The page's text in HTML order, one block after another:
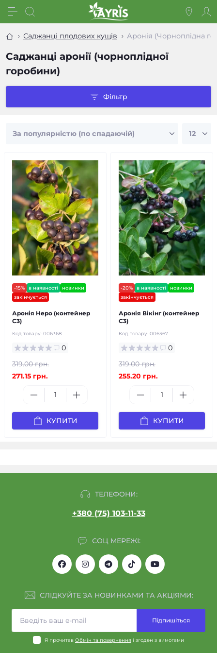
Саджанці плодових кущів Аронія (Чорноплідна
Саджанці аронії (чорноплідної
горобини)
Фільтр
-15% в наявності
новинки
закінчується
Аронія Неро (контейнер
С3)
Код товару: 006368
0
319.00 грн.
271.15 грн.
КУПИТИ
-20% в наявності
новинки
закінчується
Аронія Вікінг (контейнер
С3)
Код товару: 006367
0
319.00 грн.
255.20 грн.
КУПИТИ
ТЕЛЕФОНИ:
+380 (75) 103-11-33
СОЦ МЕРЕЖІ:
СЛІДКУЙТЕ ЗА НОВИНКАМИ ТА АКЦІЯМИ:
Підпишіться
Я прочитав Обмін та повернення і згоден з вимогами